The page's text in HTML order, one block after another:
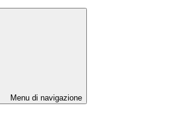
Menu di navigazione